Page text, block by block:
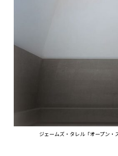
ジェームズ・タレル「オープン